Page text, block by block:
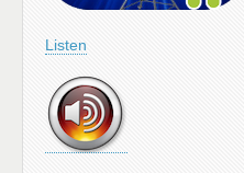
Listen